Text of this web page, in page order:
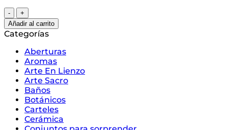
Mate
Pampero
c
alpahaca
(en
stock
en
marrón)
cantidad
Añadir al carrito
Categorías
Aberturas
Aromas
Arte En Lienzo
Arte Sacro
Baños
Botánicos
Carteles
Cerámica